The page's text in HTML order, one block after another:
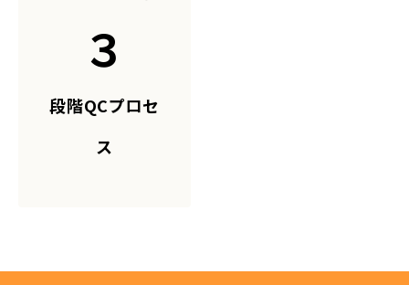
３
段階QCプロセ
ス